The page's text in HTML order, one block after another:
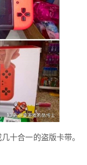
十合一的盗版卡带。